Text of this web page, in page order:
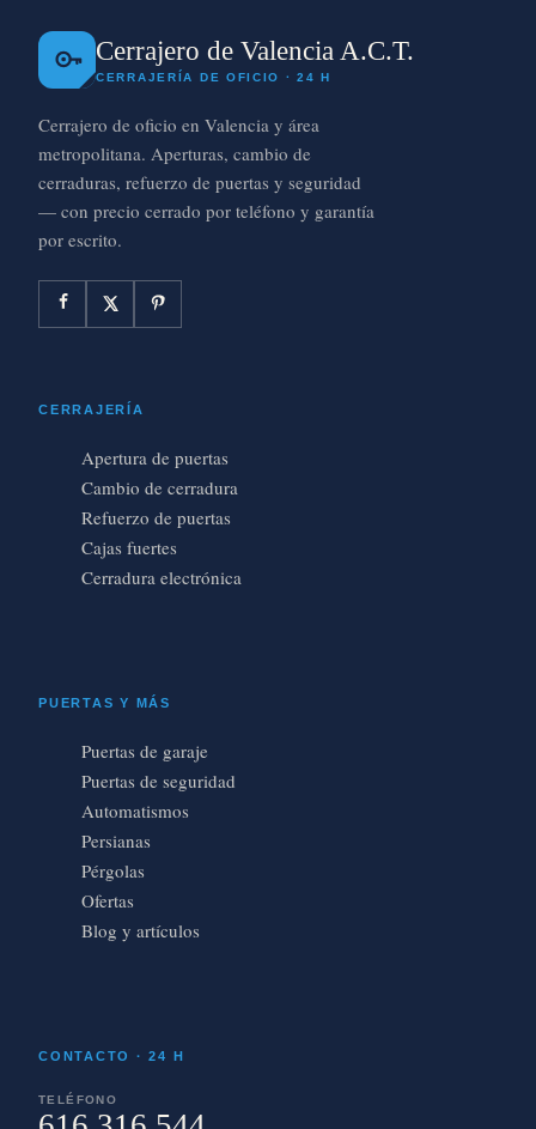
Cerrajero de Valencia A.C.T.
CERRAJERÍA DE OFICIO · 24 H
Cerrajero de oficio en Valencia y área
metropolitana. Aperturas, cambio de
cerraduras, refuerzo de puertas y seguridad
— con precio cerrado por teléfono y garantía
por escrito.
CERRAJERÍA
Apertura de puertas
Cambio de cerradura
Refuerzo de puertas
Cajas fuertes
Cerradura electrónica
PUERTAS Y MÁS
Puertas de garaje
Puertas de seguridad
Automatismos
Persianas
Pérgolas
Ofertas
Blog y artículos
CONTACTO · 24 H
TELÉFONO